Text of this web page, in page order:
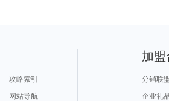
攻略索引
网站导航
加盟
分销联
企业礼